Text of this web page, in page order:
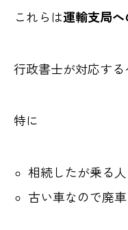
これらは運輸支局へ
行政書士が対応する
特に
相続したが乗る
古い車なので廃